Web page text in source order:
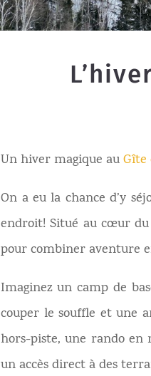
Un hiver magique au
On a eu la chance d’y
endroit! Situé au cœur
pour combiner aventure
Imaginez un camp de
couper le souffle et une
hors-piste, une rando
un accès direct à des